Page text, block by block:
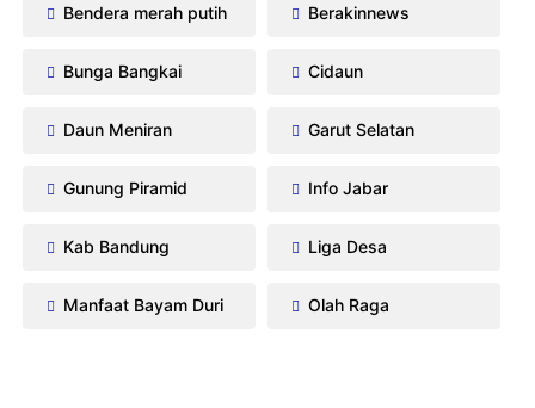
Bendera merah putih Berakinnews
Bunga Bangkai Cidaun
Daun Meniran Garut Selatan
Gunung Piramid Info Jabar
Kab Bandung Liga Desa
Manfaat Bayam Duri Olah Raga